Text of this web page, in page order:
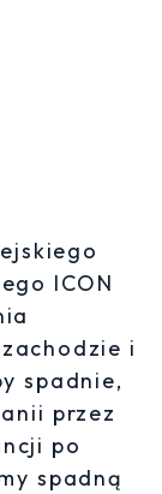
ICON
i
spadnie,
przez
po
spadną